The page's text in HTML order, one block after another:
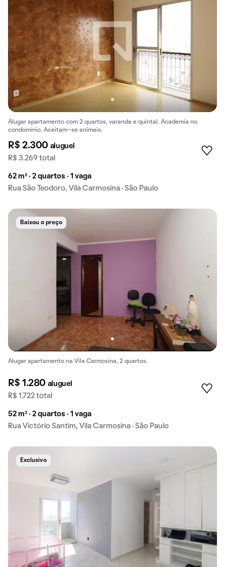
Alugar apartamento com 2 quartos, varanda e quintal. Academia no
condomínio. Aceitam-se animais.
R$ 2.300 aluguel
R$ 3.269 total
62 m² · 2 quartos · 1 vaga
Rua São Teodoro, Vila Carmosina · São Paulo
Baixou o preço
Alugar apartamento na Vila Carmosina, 2 quartos.
R$ 1.280 aluguel
R$ 1.722 total
52 m² · 2 quartos · 1 vaga
Rua Victório Santim, Vila Carmosina · São Paulo
Exclusivo